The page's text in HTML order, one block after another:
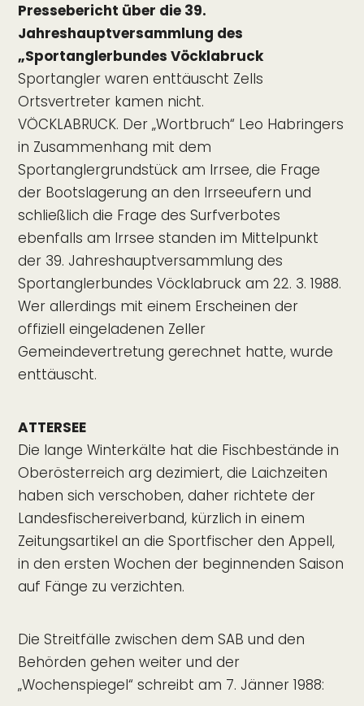
Pressebericht über die 39.
Jahreshauptversammlung des
„Sportanglerbundes Vöcklabruck
Sportangler waren enttäuscht Zells
Ortsvertreter kamen nicht.
VÖCKLABRUCK. Der „Wortbruch“ Leo Habringers
in Zusammenhang mit dem
Sportanglergrundstück am Irrsee, die Frage
der Bootslagerung an den Irrseeufern und
schließlich die Frage des Surfverbotes
ebenfalls am Irrsee standen im Mittelpunkt
der 39. Jahreshauptversammlung des
Sportanglerbundes Vöcklabruck am 22. 3. 1988.
Wer allerdings mit einem Erscheinen der
offiziell eingeladenen Zeller
Gemeindevertretung gerechnet hatte, wurde
enttäuscht.
ATTERSEE
Die lange Winterkälte hat die Fischbestände in
Oberösterreich arg dezimiert, die Laichzeiten
haben sich verschoben, daher richtete der
Landesfischereiverband, kürzlich in einem
Zeitungsartikel an die Sportfischer den Appell,
in den ersten Wochen der beginnenden Saison
auf Fänge zu verzichten.
Die Streitfälle zwischen dem SAB und den
Behörden gehen weiter und der
„Wochenspiegel“ schreibt am 7. Jänner 1988: